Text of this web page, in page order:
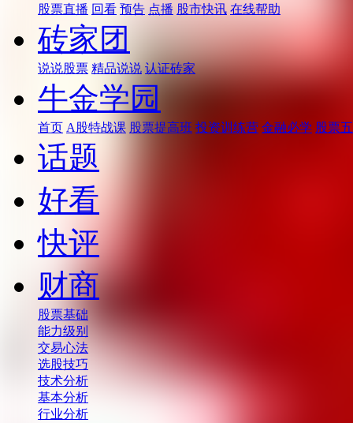
股票直播 回看 预告 点播 股市快讯 在线帮助
砖家团
说说股票 精品说说 认证砖家
牛金学园
首页 A股特战课 股票提高班 投资训练营 金融必学 股票
话题
好看
快评
财商
股票基础
能力级别
交易心法
选股技巧
技术分析
基本分析
行业分析